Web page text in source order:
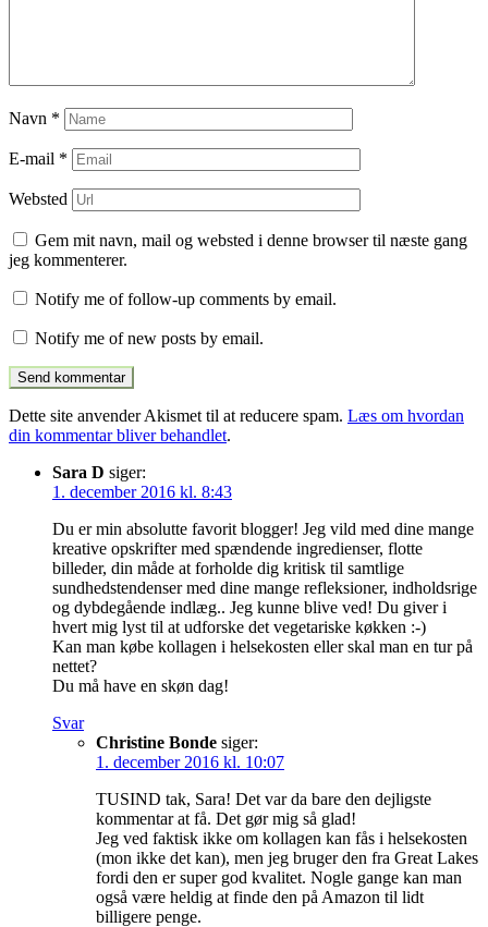
Navn *
E-mail *
Websted
Gem mit navn, mail og websted i denne browser til næste gang
jeg kommenterer.
Notify me of follow-up comments by email.
Notify me of new posts by email.
Dette site anvender Akismet til at reducere spam. Læs om hvordan
din kommentar bliver behandlet.
Sara D siger:
1. december 2016 kl. 8:43
Du er min absolutte favorit blogger! Jeg vild med dine mange
kreative opskrifter med spændende ingredienser, flotte
billeder, din måde at forholde dig kritisk til samtlige
sundhedstendenser med dine mange refleksioner, indholdsrige
og dybdegående indlæg.. Jeg kunne blive ved! Du giver i
hvert mig lyst til at udforske det vegetariske køkken :-)
Kan man købe kollagen i helsekosten eller skal man en tur på
nettet?
Du må have en skøn dag!
Svar
Christine Bonde siger:
1. december 2016 kl. 10:07
TUSIND tak, Sara! Det var da bare den dejligste
kommentar at få. Det gør mig så glad!
Jeg ved faktisk ikke om kollagen kan fås i helsekosten
(mon ikke det kan), men jeg bruger den fra Great Lakes
fordi den er super god kvalitet. Nogle gange kan man
også være heldig at finde den på Amazon til lidt
billigere penge.